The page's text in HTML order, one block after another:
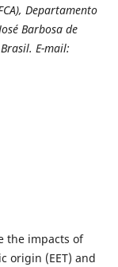
Departamento
Barbosa de
E-mail:
the impacts of
origin (EET) and